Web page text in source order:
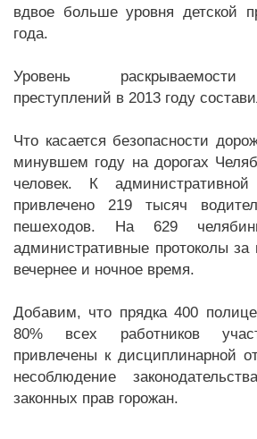
вдвое больше уровня детской
года.
Уровень
преступлений в 2013 году
Что касается безопасности
минувшем году на дорогах
человек. К административной
привлечено 219 тысяч
пешеходов. На 629
административные протоколы
вечернее и ночное время.
Добавим, что прядка 400
80% всех работников
привлечены к дисциплинарной
несоблюдение
законных прав горожан.